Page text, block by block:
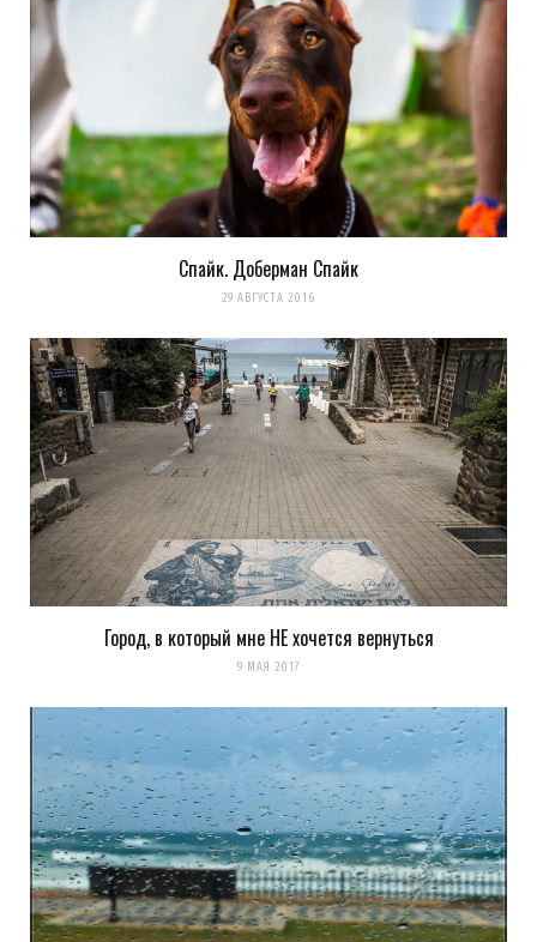
Спайк. Доберман Спайк
29 АВГУСТА 2016
Город, в который мне НЕ хочется вернуться
9 МАЯ 2017